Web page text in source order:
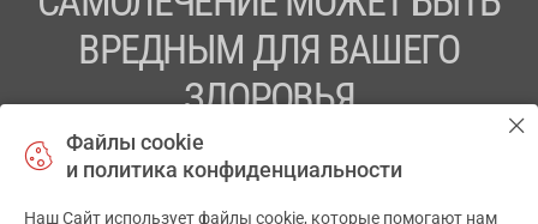
ВРЕДНЫМ ДЛЯ ВАШЕГО
ЗДОРОВЬЯ
ПЕРЕД ПРИМЕНЕНИЕМ ПРЕПАРАТА
ПРОКОНСУЛЬТИРУЙТЕСЬ С ВРАЧОМ
Файлы cookie
и политика конфиденциальности
Наш Сайт использует файлы cookie, которые помогают нам